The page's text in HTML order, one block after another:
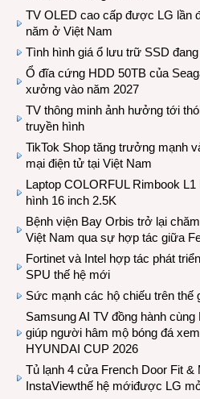
TV OLED cao cấp được LG lần
năm ở Việt Nam
Tình hình giá ổ lưu trữ SSD
Ổ đĩa cứng HDD 50TB của
xưởng vào năm 2027
TV thông minh ảnh hưởng tới
truyền hình
TikTok Shop tăng trưởng mạnh
mại điện tử tại Việt Nam
Laptop COLORFUL Rimbook
hình 16 inch 2.5K
Bệnh viện Bay Orbis trở lại
Việt Nam qua sự hợp tác giữa
Fortinet và Intel hợp tác phát
SPU thế hệ mới
Sức mạnh các hộ chiếu trên thế
Samsung AI TV đồng hành
giúp người hâm mộ bóng đá
HYUNDAI CUP 2026
Tủ lạnh 4 cửa French Door Fit
InstaViewthế hệ mớiđược LG